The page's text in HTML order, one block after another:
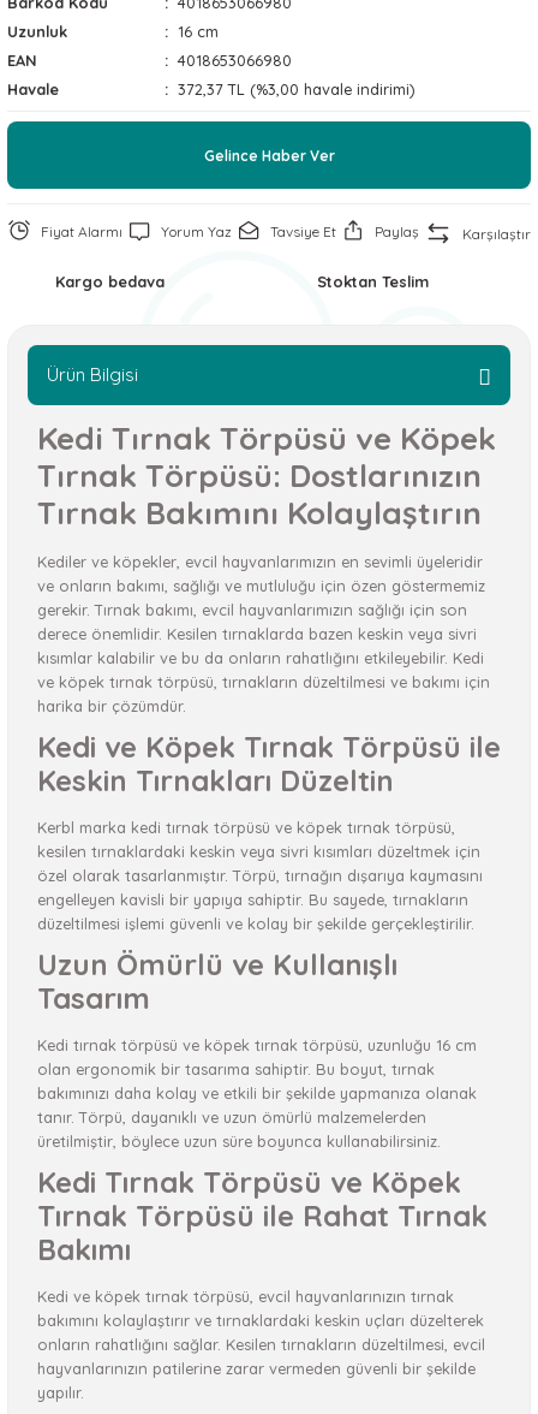
Soğutucu Matlar
Uzunluk
16 cm
EAN
4018653066980
Havale
372,37 TL (%3,00 havale indirimi)
Gelince Haber Ver
Fiyat Alarmı Yorum Yaz Tavsiye Et Paylaş Karşılaştır
Kargo bedava Stoktan Teslim
Ürün Bilgisi
Kedi Tırnak Törpüsü ve Köpek
Tırnak Törpüsü: Dostlarınızın
Tırnak Bakımını Kolaylaştırın
Kediler ve köpekler, evcil hayvanlarımızın en sevimli üyeleridir
ve onların bakımı, sağlığı ve mutluluğu için özen göstermemiz
gerekir. Tırnak bakımı, evcil hayvanlarımızın sağlığı için son
derece önemlidir. Kesilen tırnaklarda bazen keskin veya sivri
kısımlar kalabilir ve bu da onların rahatlığını etkileyebilir. Kedi
ve köpek tırnak törpüsü, tırnakların düzeltilmesi ve bakımı için
harika bir çözümdür.
Kedi ve Köpek Tırnak Törpüsü ile
Keskin Tırnakları Düzeltin
Kerbl marka kedi tırnak törpüsü ve köpek tırnak törpüsü,
kesilen tırnaklardaki keskin veya sivri kısımları düzeltmek için
özel olarak tasarlanmıştır. Törpü, tırnağın dışarıya kaymasını
engelleyen kavisli bir yapıya sahiptir. Bu sayede, tırnakların
düzeltilmesi işlemi güvenli ve kolay bir şekilde gerçekleştirilir.
Uzun Ömürlü ve Kullanışlı
Tasarım
Kedi tırnak törpüsü ve köpek tırnak törpüsü, uzunluğu 16 cm
olan ergonomik bir tasarıma sahiptir. Bu boyut, tırnak
bakımınızı daha kolay ve etkili bir şekilde yapmanıza olanak
tanır. Törpü, dayanıklı ve uzun ömürlü malzemelerden
üretilmiştir, böylece uzun süre boyunca kullanabilirsiniz.
Kedi Tırnak Törpüsü ve Köpek
Tırnak Törpüsü ile Rahat Tırnak
Bakımı
Kedi ve köpek tırnak törpüsü, evcil hayvanlarınızın tırnak
bakımını kolaylaştırır ve tırnaklardaki keskin uçları düzelterek
onların rahatlığını sağlar. Kesilen tırnakların düzeltilmesi, evcil
hayvanlarınızın patilerine zarar vermeden güvenli bir şekilde
yapılır.